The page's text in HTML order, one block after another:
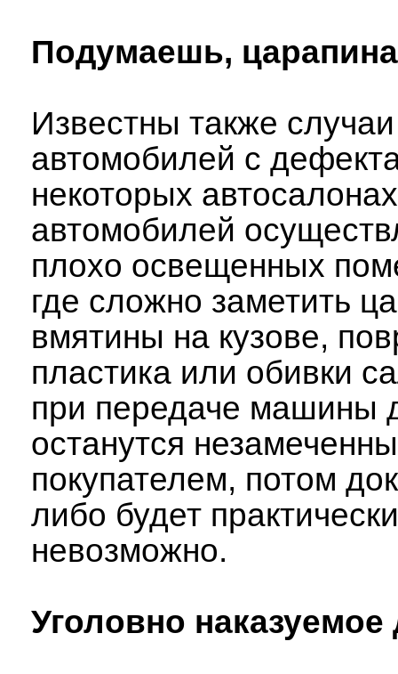
Подумаешь,
Известны также
автомобилей с
некоторых
автомобилей
плохо освещенных
где сложно заметить
вмятины на кузове,
пластика или обивки
при передаче машины
останутся
покупателем, потом
либо будет практически
невозможно.
Уголовно наказуемое